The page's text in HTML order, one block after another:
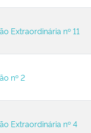
Extraordinária nº 11
nº 2
Extraordinária nº 4